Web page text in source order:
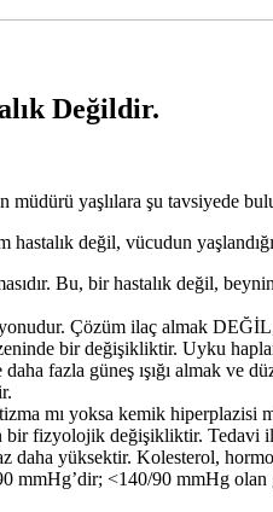
Değildir.
müdürü yaşlılara şu tavsiyede
değil, vücudun
Bu, bir hastalık değil,
Çözüm ilaç almak
bir değişikliktir. Uyku
fazla güneş ışığı almak ve
mı yoksa kemik hiperplazisi
bir fizyolojik değişikliktir. Tedavi
yüksektir. Kolesterol,
mmHg’dir; <140/90 mmHg